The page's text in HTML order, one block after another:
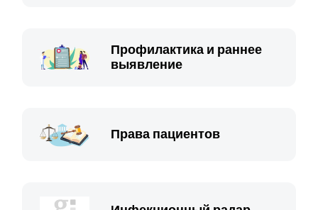
Профилактика и раннее
выявление
Права пациентов